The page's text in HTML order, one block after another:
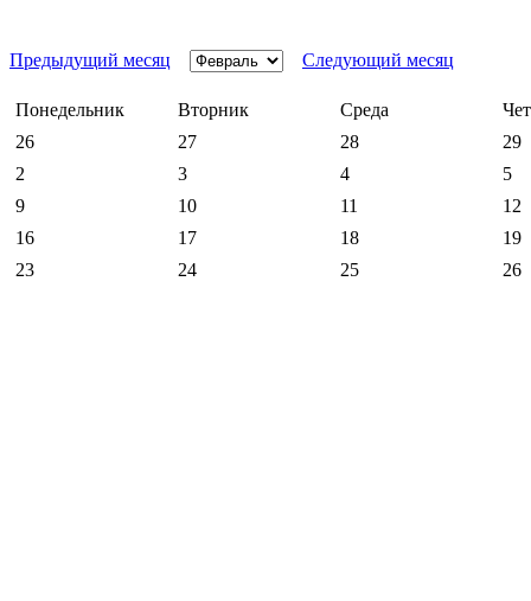
Предыдущий месяц Следующий месяц
Понедельник Вторник Среда
26
27 28
29
2
3 4
5
9
10 11
12
16
17 18
19
23
24 25 26